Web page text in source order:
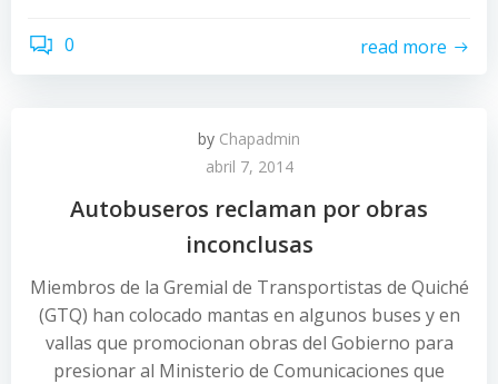
0 read more
by Chapadmin
abril 7, 2014
Autobuseros reclaman por obras
inconclusas
Miembros de la Gremial de Transportistas de Quiché
(GTQ) han colocado mantas en algunos buses y en
vallas que promocionan obras del Gobierno para
presionar al Ministerio de Comunicaciones que